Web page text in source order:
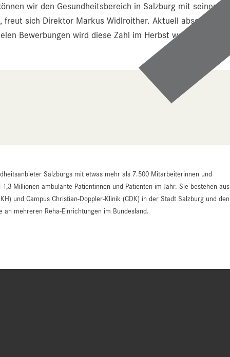
wir den Gesundheitsbereich in Salzburg mit seinem
sich Direktor Markus Widlroither. Aktuell absolvieren
Bewerbungen wird diese Zahl im Herbst weiter steigen.
Salzburgs mit etwas mehr als 7.500 Mitarbeiterinnen und
Millionen ambulante Patientinnen und Patienten im Jahr. Sie bestehen aus
und Campus Christian-Doppler-Klinik (CDK) in der Stadt Salzburg und den
an mehreren Reha-Einrichtungen im Bundesland.